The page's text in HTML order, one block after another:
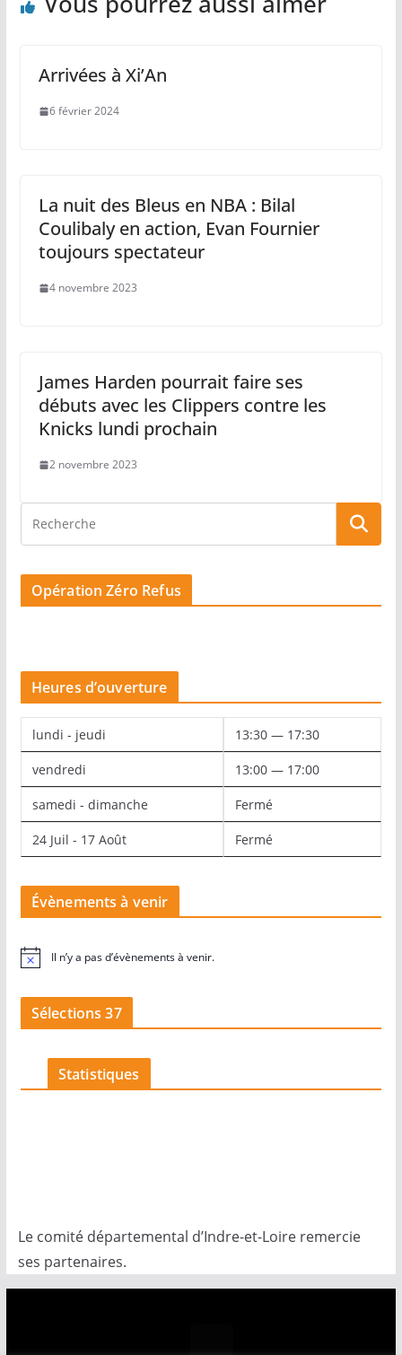
Arrivées à Xi’An
6 février 2024
La nuit des Bleus en NBA : Bilal
Coulibaly en action, Evan Fournier
toujours spectateur
4 novembre 2023
James Harden pourrait faire ses
débuts avec les Clippers contre les
Knicks lundi prochain
2 novembre 2023
Opération Zéro Refus
Heures d’ouverture
lundi - jeudi 13:30 — 17:30
vendredi 13:00 — 17:00
samedi - dimanche Fermé
24 Juil - 17 Août Fermé
Évènements à venir
N
Il n’y a pas d’évènements à venir.
Sélections 37
Statistiques
Le comité départemental d’Indre-et-Loire remercie
ses partenaires.